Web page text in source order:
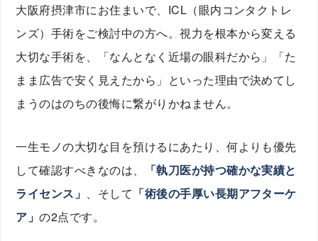
大阪府摂津市にお住まいで、ICL（眼内コンタクトレ
ンズ）手術をご検討中の方へ。視力を根本から変える
大切な手術を、「なんとなく近場の眼科だから」「た
まま広告で安く見えたから」といった理由で決めてし
まうのはのちの後悔に繋がりかねません。
一生モノの大切な目を預けるにあたり、何よりも優先
して確認すべきなのは、
「執刀医が持つ確かな実績と
ライセンス」 、そして 「術後の手厚い長期アフターケ
ア」の2点です。